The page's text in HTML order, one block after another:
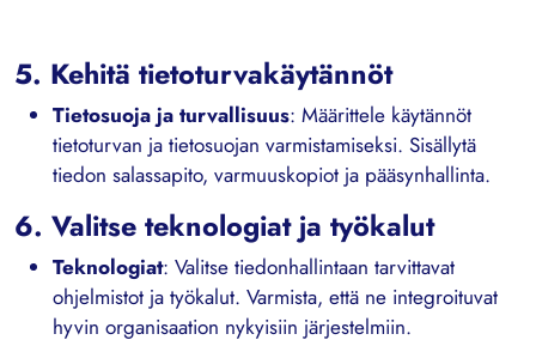
5. Kehitä tietoturvakäytännöt
Tietosuoja ja turvallisuus: Määrittele käytännöt
tietoturvan ja tietosuojan varmistamiseksi. Sisällytä
tiedon salassapito, varmuuskopiot ja pääsynhallinta.
6. Valitse teknologiat ja työkalut
Teknologiat: Valitse tiedonhallintaan tarvittavat
ohjelmistot ja työkalut. Varmista, että ne integroituvat
hyvin organisaation nykyisiin järjestelmiin.